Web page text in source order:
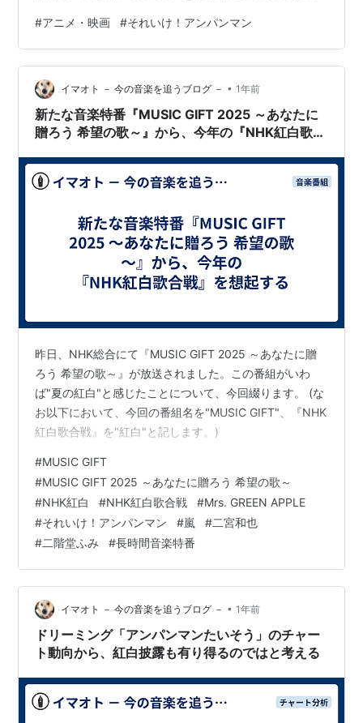
ん アウトよ。いわゆる「キッチンカー」は停車状態で調
理することを想定しているの。あの石窯はおそらく薪だ
から、急ブレーキを踏んだら大火事の恐れがあるでしょ
う？ ずんだもん ん～？ちょっと待ってほしいのだ。焼き
芋屋さんは、おいも焼きながら走ってるのだ。みんな違
反なのだ！？ 四国めたん 鋭いわ…
#アニメ・映画 #それいけ！アンパンマン
イマオト － 今の音楽を追うブログ － • 1年前
新たな音楽特番『MUSIC GIFT 2025 ～あなたに
贈ろう 希望の歌～』から、今年の『NHK紅白歌合
昨日、NHK総合にて『MUSIC GIFT 2025 ～あなたに贈
ろう 希望の歌～』が放送されました。この番組がいわ
ば"夏の紅白"と感じたことについて、今回綴ります。 (な
お以下において、今回の番組名を"MUSIC GIFT"、『NHK
紅白歌合戦』を"紅白"と記します。)
#MUSIC GIFT
#MUSIC GIFT 2025 ～あなたに贈ろう 希望の歌～
#NHK紅白 #NHK紅白歌合戦 #Mrs. GREEN APPLE
#それいけ！アンパンマン #嵐 #二宮和也
#二階堂ふみ #長時間音楽特番
イマオト － 今の音楽を追うブログ － • 1年前
ドリーミング「アンパンマンたいそう」のチャー
ト動向から、紅白披露も有り得るのではと考える